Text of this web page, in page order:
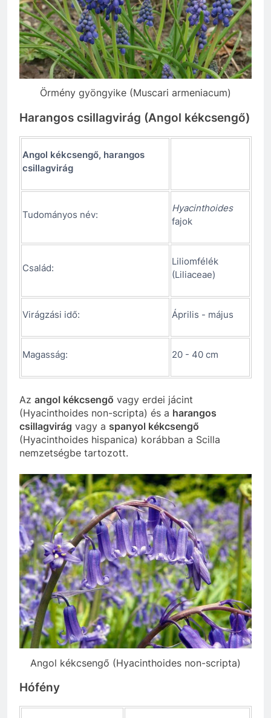
Örmény gyöngyike (Muscari armeniacum)
Harangos csillagvirág (Angol kékcsengő)
Angol kékcsengő, harangos
csillagvirág
Tudományos név:
Hyacinthoides
fajok
Család:
Liliomfélék
(Liliaceae)
Virágzási idő: Április - május
Magasság: 20 - 40 cm
Az angol kékcsengő vagy erdei jácint
(Hyacinthoides non-scripta) és a harangos
csillagvirág vagy a spanyol kékcsengő
(Hyacinthoides hispanica) korábban a Scilla
nemzetségbe tartozott.
Angol kékcsengő (Hyacinthoides non-scripta)
Hófény